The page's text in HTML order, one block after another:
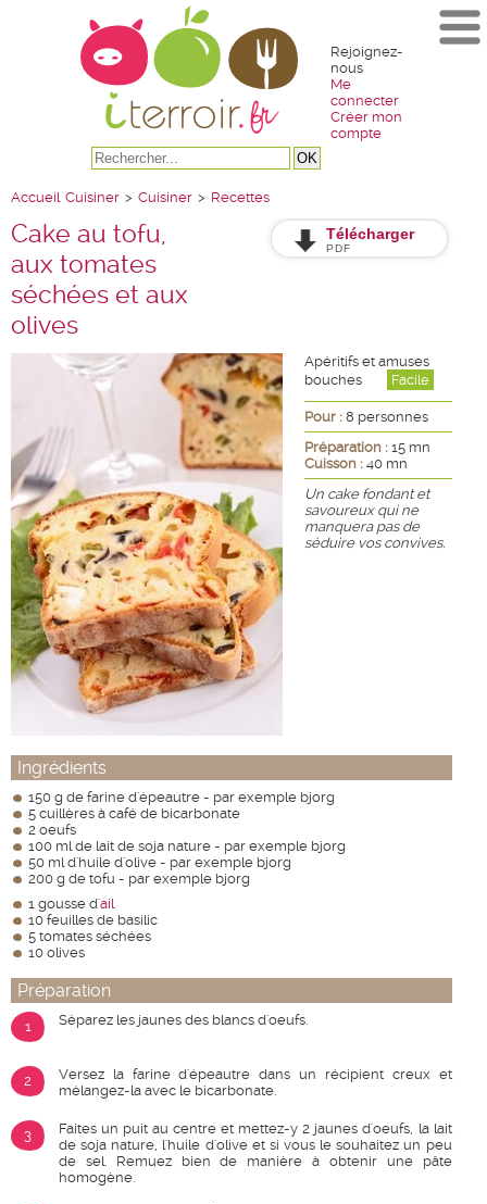
Rejoignez-
nous
Me
connecter
Créer mon
compte
Accueil Cuisiner > Cuisiner > Recettes
Cake au tofu,
aux tomates
séchées et aux
olives
Télécharger
PDF
Apéritifs et amuses
bouches
Facile
Pour : 8 personnes
Préparation : 15 mn
Cuisson : 40 mn
Un cake fondant et
savoureux qui ne
manquera pas de
séduire vos convives.
Ingrédients
150 g de farine d'épeautre - par exemple bjorg
5 cuillères à café de bicarbonate
2 oeufs
100 ml de lait de soja nature - par exemple bjorg
50 ml d'huile d'olive - par exemple bjorg
200 g de tofu - par exemple bjorg
1 gousse d'ail
10 feuilles de basilic
5 tomates séchées
10 olives
Préparation
1 Séparez les jaunes des blancs d'oeufs.
2
Versez la farine d'épeautre dans un récipient creux et
mélangez-la avec le bicarbonate.
3
Faites un puit au centre et mettez-y 2 jaunes d'oeufs, la lait
de soja nature, l'huile d'olive et si vous le souhaitez un peu
de sel. Remuez bien de manière à obtenir une pâte
homogène.